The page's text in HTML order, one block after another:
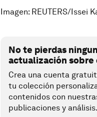
Imagen: REUTERS/Issei
No te pierdas
actualización sobre
Crea una cuenta
tu colección
contenidos con
publicaciones y análisis.